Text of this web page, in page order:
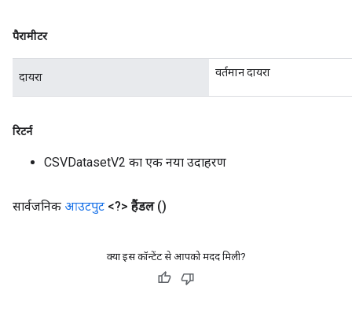
पैरामीटर
दायरा वर्तमान दायरा
रिटर्न
CSVDatasetV2 का एक नया उदाहरण
सार्वजनिक आउटपुट <?> हैंडल ()
क्या इस कॉन्टेंट से आपको मदद मिली?